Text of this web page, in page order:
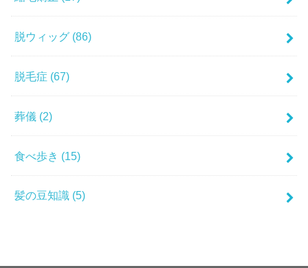
脱ウィッグ (86)
脱毛症 (67)
葬儀 (2)
食べ歩き (15)
髪の豆知識 (5)